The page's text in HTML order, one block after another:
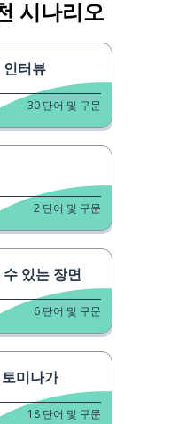
시나리오
터뷰
30 단어 및 구문
2 단어 및 구문
있는 장면
6 단어 및 구문
미나가
18 단어 및 구문